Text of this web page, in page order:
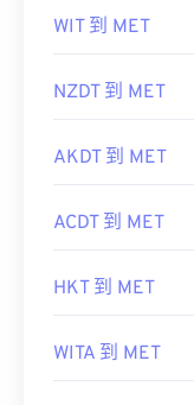
WIT 到 MET
NZDT 到 MET
AKDT 到 MET
ACDT 到 MET
HKT 到 MET
WITA 到 MET